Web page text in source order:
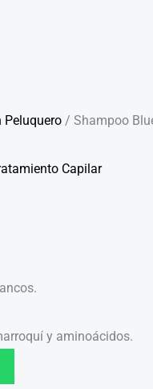
Peluquero / Shampoo
Capilar
y aminoácidos.